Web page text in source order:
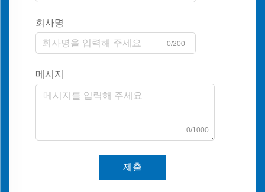
회사명
0/200
메시지
0/1000
제출